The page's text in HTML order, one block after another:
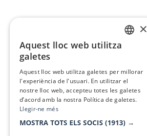
×
Aquest lloc web utilitza
galetes
Aquest lloc web utilitza galetes per millorar
l'experiència de l'usuari. En utilitzar el
nostre lloc web, accepteu totes les galetes
d’acord amb la nostra Política de galetes.
Llegir-ne més
MOSTRA TOTS ELS SOCIS (1913) →